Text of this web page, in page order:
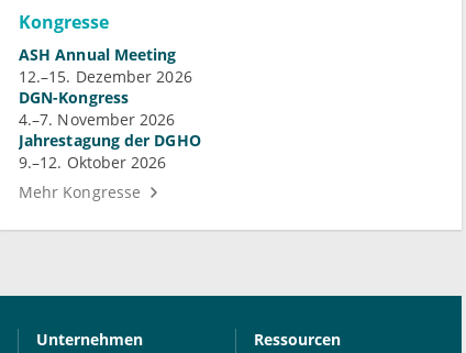
Kongresse
ASH Annual Meeting
12.–15. Dezember 2026
DGN-Kongress
4.–7. November 2026
Jahrestagung der DGHO
9.–12. Oktober 2026
Mehr Kongresse
Unternehmen
Ressourcen